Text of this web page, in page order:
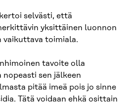
selvästi, että
yksittäinen luonnon
toimiala.
tavoite olla
sen jälkeen
pitää imeä pois jo sinne
Tätä voidaan ehkä osittain